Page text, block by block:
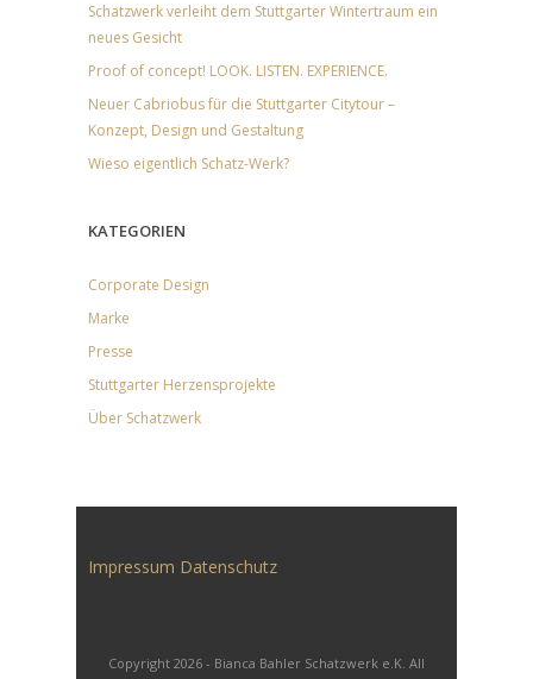
Schatzwerk verleiht dem Stuttgarter Wintertraum ein
neues Gesicht
Proof of concept! LOOK. LISTEN. EXPERIENCE.
Neuer Cabriobus für die Stuttgarter Citytour –
Konzept, Design und Gestaltung
Wieso eigentlich Schatz-Werk?
KATEGORIEN
Corporate Design
Marke
Presse
Stuttgarter Herzensprojekte
Über Schatzwerk
Impressum Datenschutz
Copyright 2026 - Bianca Bahler Schatzwerk e.K. All